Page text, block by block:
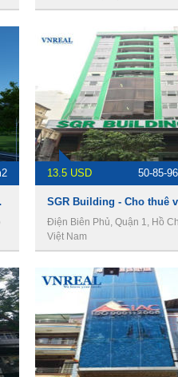
10
13.5 USD 50-85-
Điện Biên Phủ, Quận 1, Hồ
Việt Nam